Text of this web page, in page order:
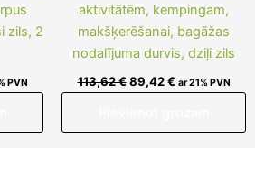
zils, 2
PVN
aktivitātēm, kempingam,
makšķerēšanai, bagāžas
nodalījuma durvis, dziļi zils
113,62€ 89,42€ ar 21% PVN